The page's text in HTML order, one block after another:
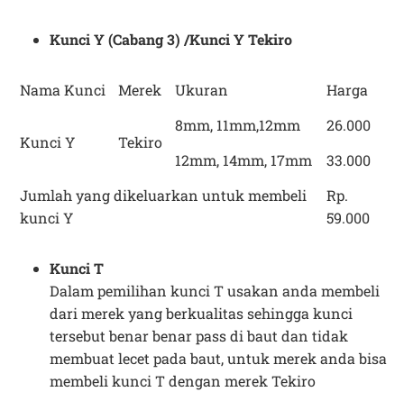
Kunci Y (Cabang 3) /Kunci Y Tekiro
Nama Kunci Merek Ukuran Harga
Kunci Y Tekiro
8mm, 11mm,12mm
26.000
12mm, 14mm, 17mm
33.000
Jumlah yang dikeluarkan untuk membeli
kunci Y
Rp.
59.000
Kunci T
Dalam pemilihan kunci T usakan anda membeli
dari merek yang berkualitas sehingga kunci
tersebut benar benar pass di baut dan tidak
membuat lecet pada baut, untuk merek anda bisa
membeli kunci T dengan merek Tekiro